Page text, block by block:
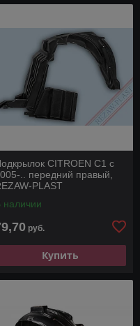
CITROEN C1 с
.. передний правый,
PLAST
наличии
руб.
Купить